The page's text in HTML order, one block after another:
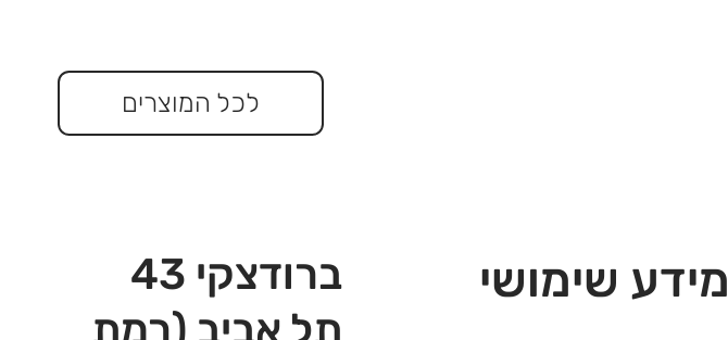
לכל המוצרים
ברודצקי 43
תל אביב (רמת
מידע שימושי